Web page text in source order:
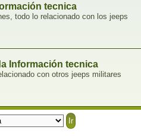
tecnica
todo lo relacionado con los jeeps
Información tecnica
con otros jeeps militares